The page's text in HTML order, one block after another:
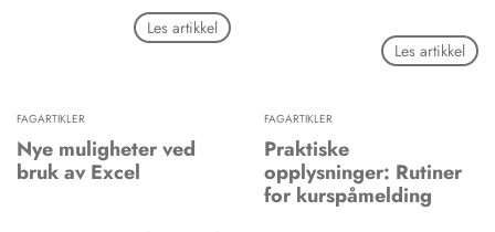
Les artikkel
Les artikkel
FAGARTIKLER
Nye muligheter ved
bruk av Excel
FAGARTIKLER
Praktiske
opplysninger: Rutiner
for kurspåmelding